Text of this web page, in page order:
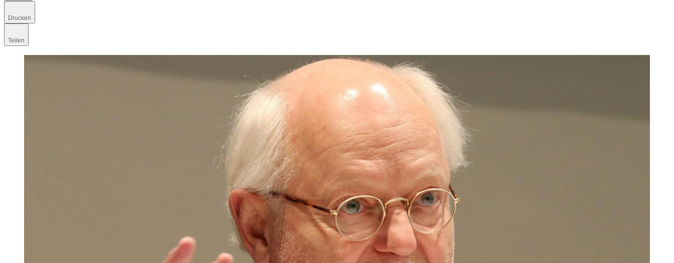
Drucken
Teilen